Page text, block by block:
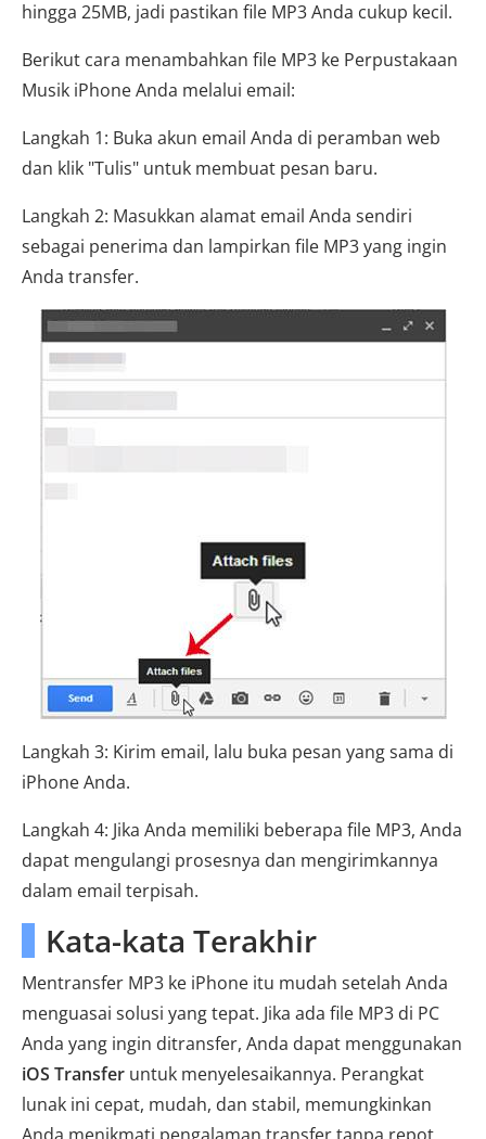
hingga 25MB, jadi pastikan file MP3 Anda cukup kecil.
Berikut cara menambahkan file MP3 ke Perpustakaan
Musik iPhone Anda melalui email:
Langkah 1: Buka akun email Anda di peramban web
dan klik "Tulis" untuk membuat pesan baru.
Langkah 2: Masukkan alamat email Anda sendiri
sebagai penerima dan lampirkan file MP3 yang ingin
Anda transfer.
Langkah 3: Kirim email, lalu buka pesan yang sama di
iPhone Anda.
Langkah 4: Jika Anda memiliki beberapa file MP3, Anda
dapat mengulangi prosesnya dan mengirimkannya
dalam email terpisah.
Kata-kata Terakhir
Mentransfer MP3 ke iPhone itu mudah setelah Anda
menguasai solusi yang tepat. Jika ada file MP3 di PC
Anda yang ingin ditransfer, Anda dapat menggunakan
iOS Transfer untuk menyelesaikannya. Perangkat
lunak ini cepat, mudah, dan stabil, memungkinkan